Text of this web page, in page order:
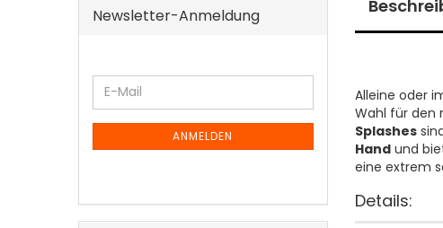
Alleine oder
Wahl für den
Splashes
Handund
eine extrem
Details:
Newsletter-Anmeldung
WEITER
ZUR
NEWSLETTER-
ANMELDUNG
E-
Mail
ANMELDEN